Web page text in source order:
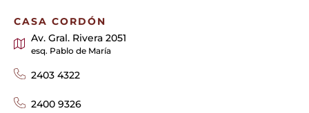
CASA CORDÓN
Av. Gral. Rivera 2051
esq. Pablo de María
2403 4322
2400 9326